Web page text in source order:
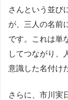
さんという並び
が、三人の名前
です。これは単
してつながり、
意識した名付け
さらに、市川実